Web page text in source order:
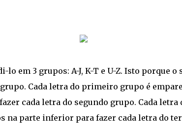
em 3 grupos: A-J, K-T e U-Z. Isto porque o
Cada letra do primeiro grupo é
cada letra do segundo grupo. Cada
na parte inferior para fazer cada letra do